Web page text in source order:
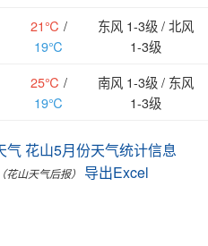
21℃ /
19℃
东风 1-3级 / 北风
1-3级
25℃ /
19℃
南风 1-3级 / 东风
1-3级
气 花山5月份天气统计信息
山天气后报） 导出Excel